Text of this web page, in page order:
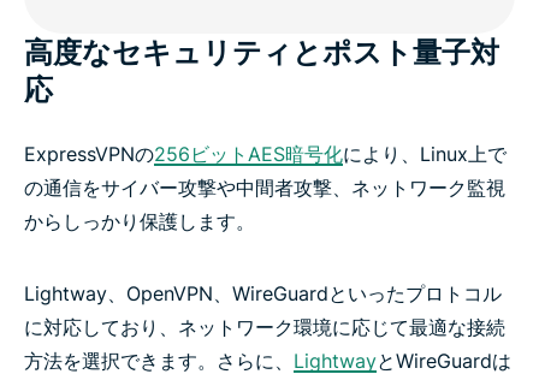
高度なセキュリティとポスト量子対
応
ExpressVPNの256ビットAES暗号化により、Linux上で
の通信をサイバー攻撃や中間者攻撃、ネットワーク監視
からしっかり保護します。
Lightway、OpenVPN、WireGuardといったプロトコル
に対応しており、ネットワーク環境に応じて最適な接続
方法を選択できます。さらに、 LightwayとWireGuardは